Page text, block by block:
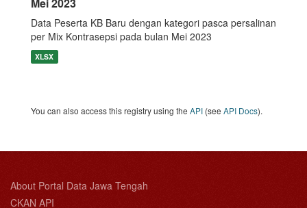
Data Peserta KB Baru dengan kategori pasca persalinan
per Mix Kontrasepsi pada bulan Mei 2023
XLSX
You can also access this registry using the API (see API Docs).
About Portal Data Jawa Tengah
CKAN API